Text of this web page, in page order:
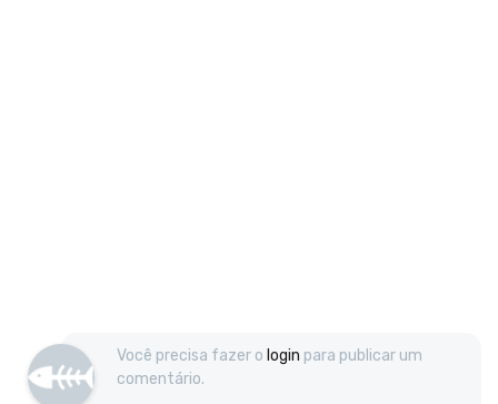
Você precisa fazer o login para publicar um
comentário.